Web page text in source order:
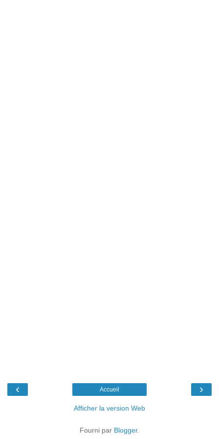
‹ ›
Accueil
Afficher la version Web
Fourni par Blogger.